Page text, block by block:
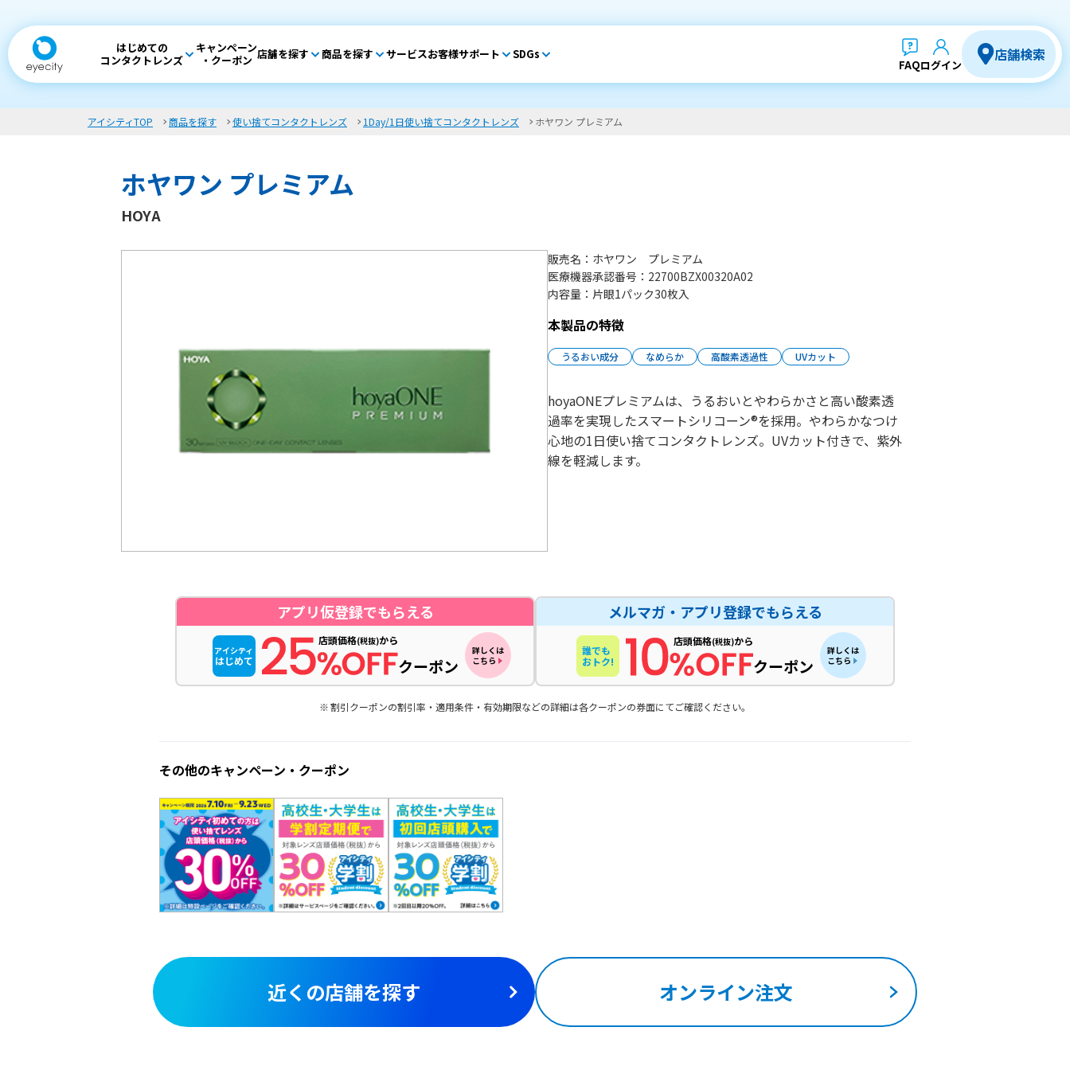
はじめての
コンタクトレンズ
キャンペーン
・クーポン 店舗を探す 商品を探す サービスお客様サポート SDGs
FAQログイン
店舗検索
アイシティTOP 商品を探す 使い捨てコンタクトレンズ 1Day/1日使い捨てコンタクトレンズ ホヤワン プレミアム
ホヤワン プレミアム
HOYA
販売名
ホヤワン プレミアム
医療機器承認番号
22700BZX00320A02
内容量
片眼1パック30枚入
本製品の特徴
うるおい成分 なめらか 高酸素透過性 UVカット
hoyaONEプレミアムは、うるおいとやわらかさと高い酸素透
過率を実現したスマートシリコーン®を採用。やわらかなつけ
心地の1日使い捨てコンタクトレンズ。UVカット付きで、紫外
線を軽減します。
アプリ仮登録でもらえる
アイシティ
はじめて
店頭価格(税抜)から
クーポン
詳しくは
こちら
メルマガ・アプリ登録でもらえる
誰でも
おトク!
店頭価格(税抜)から
クーポン
詳しくは
こちら
割引クーポンの割引率・適用条件・有効期限などの詳細は各クーポンの券面にてご確認ください。
その他のキャンペーン・クーポン
近くの店舗を探す オンライン注文